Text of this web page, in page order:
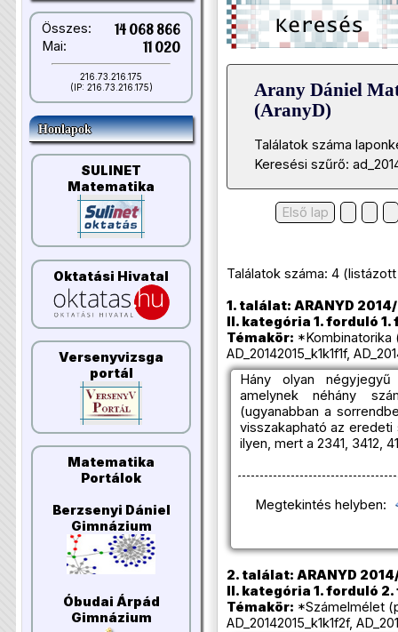
Összes: 14 068 866
Mai: 11 020
216.73.216.175
(IP: 216.73.216.175)
Honlapok
SULINET
Matematika
Oktatási Hivatal
Versenyvizsga
portál
Matematika
Portálok
Berzsenyi Dániel
Gimnázium
Óbudai Árpád
Gimnázium
Arany Dániel
(AranyD)
Találatok száma
Keresési szűrő:
Első lap
Találatok száma: 4
1. találat: ARANYD
II. kategória 1. forduló
Témakör:
AD_20142015_k1k1f1f,
Hány olyan
amelynek néhány
(ugyanabban a
visszakapható az eredeti
ilyen, mert a 2341, 3412,
Megtekintés helyben:
2. találat: ARANYD
II. kategória 1. forduló
Témakör: *Számelmélet
AD_20142015_k1k1f2f,